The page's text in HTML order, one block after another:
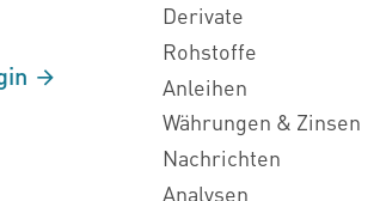
Derivate
Rohstoffe
Anleihen
Währungen & Zinsen
Nachrichten
Analysen